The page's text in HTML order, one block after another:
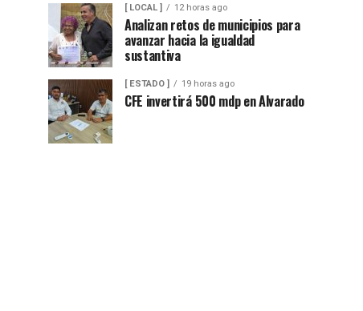
[ LOCAL ] 12 horas ago
Analizan retos de municipios para
avanzar hacia la igualdad
sustantiva
[ ESTADO ] 19 horas ago
CFE invertirá 500 mdp en Alvarado